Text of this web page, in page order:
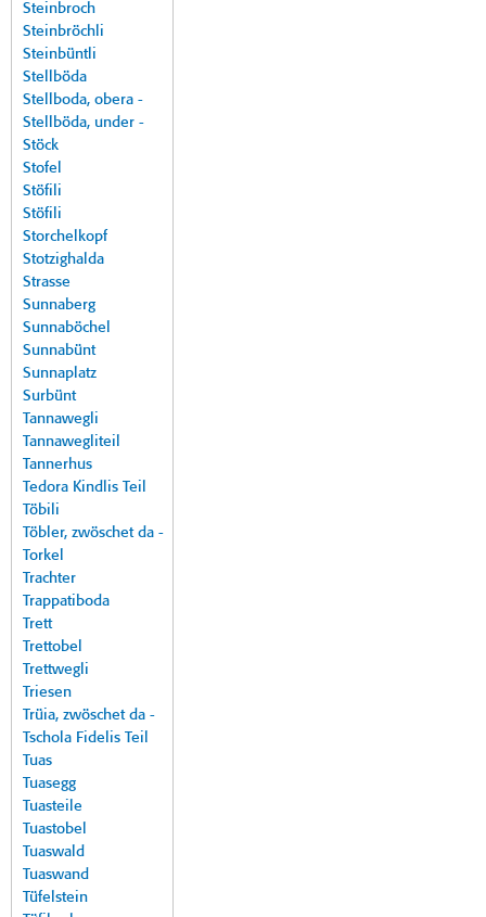
Steinbroch
Steinbröchli
Steinbüntli
Stellböda
Stellboda, obera -
Stellböda, under -
Stöck
Stofel
Stöfili
Stöfili
Storchelkopf
Stotzighalda
Strasse
Sunnaberg
Sunnaböchel
Sunnabünt
Sunnaplatz
Surbünt
Tannawegli
Tannawegliteil
Tannerhus
Tedora Kindlis Teil
Töbili
Töbler, zwöschet da -
Torkel
Trachter
Trappatiboda
Trett
Trettobel
Trettwegli
Triesen
Trüia, zwöschet da -
Tschola Fidelis Teil
Tuas
Tuasegg
Tuasteile
Tuastobel
Tuaswald
Tuaswand
Tüfelstein